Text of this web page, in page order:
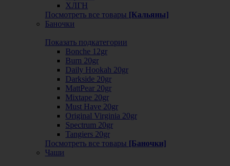
ХЛГН
Посмотреть все товары [Кальяны]
Баночки
Показать подкатегории
Bonche 12gr
Burn 20gr
Daily Hookah 20gr
Darkside 20gr
MattPear 20gr
Mixtape 20gr
Must Have 20gr
Original Virginia 20gr
Spectrum 20gr
Tangiers 20gr
Посмотреть все товары [Баночки]
Чаши